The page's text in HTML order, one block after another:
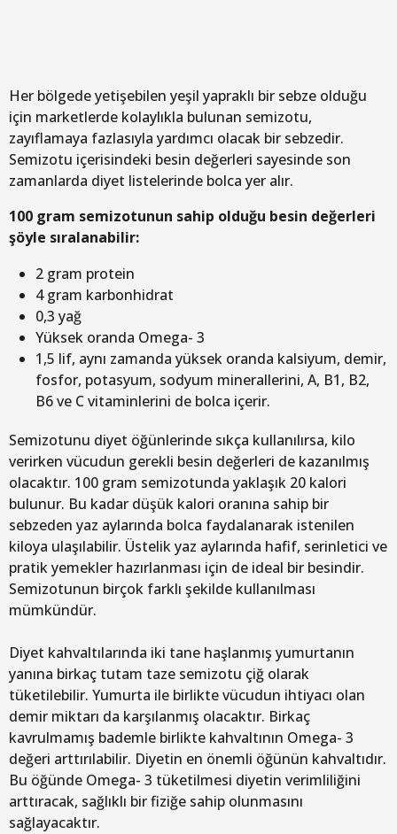
Her bölgede yetişebilen yeşil yapraklı bir sebze olduğu
için marketlerde kolaylıkla bulunan semizotu,
zayıflamaya fazlasıyla yardımcı olacak bir sebzedir.
Semizotu içerisindeki besin değerleri sayesinde son
zamanlarda diyet listelerinde bolca yer alır.
100 gram semizotunun sahip olduğu besin değerleri
şöyle sıralanabilir:
2 gram protein
4 gram karbonhidrat
0,3 yağ
Yüksek oranda Omega- 3
1,5 lif, aynı zamanda yüksek oranda kalsiyum, demir,
fosfor, potasyum, sodyum minerallerini, A, B1, B2,
B6 ve C vitaminlerini de bolca içerir.
Semizotunu diyet öğünlerinde sıkça kullanılırsa, kilo
verirken vücudun gerekli besin değerleri de kazanılmış
olacaktır. 100 gram semizotunda yaklaşık 20 kalori
bulunur. Bu kadar düşük kalori oranına sahip bir
sebzeden yaz aylarında bolca faydalanarak istenilen
kiloya ulaşılabilir. Üstelik yaz aylarında hafif, serinletici ve
pratik yemekler hazırlanması için de ideal bir besindir.
Semizotunun birçok farklı şekilde kullanılması
mümkündür.
Diyet kahvaltılarında iki tane haşlanmış yumurtanın
yanına birkaç tutam taze semizotu çiğ olarak
tüketilebilir. Yumurta ile birlikte vücudun ihtiyacı olan
demir miktarı da karşılanmış olacaktır. Birkaç
kavrulmamış bademle birlikte kahvaltının Omega- 3
değeri arttırılabilir. Diyetin en önemli öğünün kahvaltıdır.
Bu öğünde Omega- 3 tüketilmesi diyetin verimliliğini
arttıracak, sağlıklı bir fiziğe sahip olunmasını
sağlayacaktır.